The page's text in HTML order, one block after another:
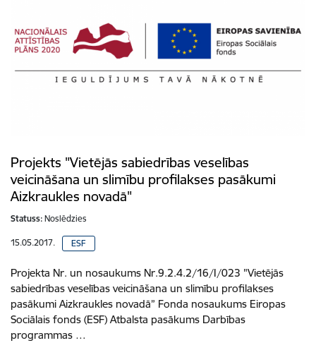
Projekts "Vietējās sabiedrības veselības
veicināšana un slimību profilakses pasākumi
Aizkraukles novadā"
Statuss: Noslēdzies
15.05.2017. ESF
Projekta Nr. un nosaukums Nr.9.2.4.2/16/I/023 "Vietējās
sabiedrības veselības veicināšana un slimību profilakses
pasākumi Aizkraukles novadā” Fonda nosaukums Eiropas
Sociālais fonds (ESF) Atbalsta pasākums Darbības
programmas …